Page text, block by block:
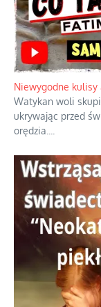
Niewygodne
Watykan woli
ukrywając przed
orędzia.